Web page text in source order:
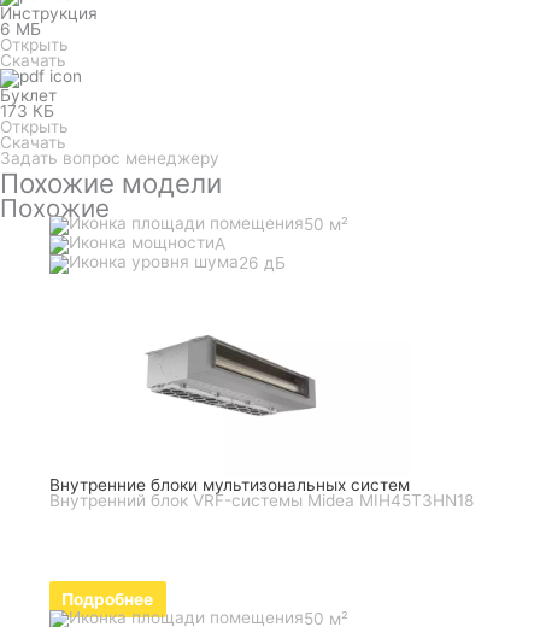
Инструкция
6 МБ
Открыть
Скачать
Буклет
173 КБ
Открыть
Скачать
Задать вопрос менеджеру
Похожие модели
Похожие
50 м²
A
26 дБ
Внутренние блоки мультизональных систем
Внутренний блок VRF-системы Midea MIH45T3HN18
Подробнее
50 м²